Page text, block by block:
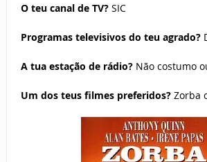
O teu canal de TV?SIC
Programas televisivos do teu agrado?
A tua estação de rádio? Não costumo
Um dos teus filmes preferidos? Zorba